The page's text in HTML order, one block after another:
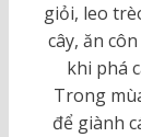
giỏi, leo
cây, ăn
khi phá
Trong
để giành